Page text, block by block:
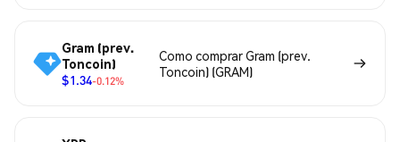
Gram (prev.
Toncoin)
$1.34-0.12%
Como comprar Gram (prev.
Toncoin) (GRAM)